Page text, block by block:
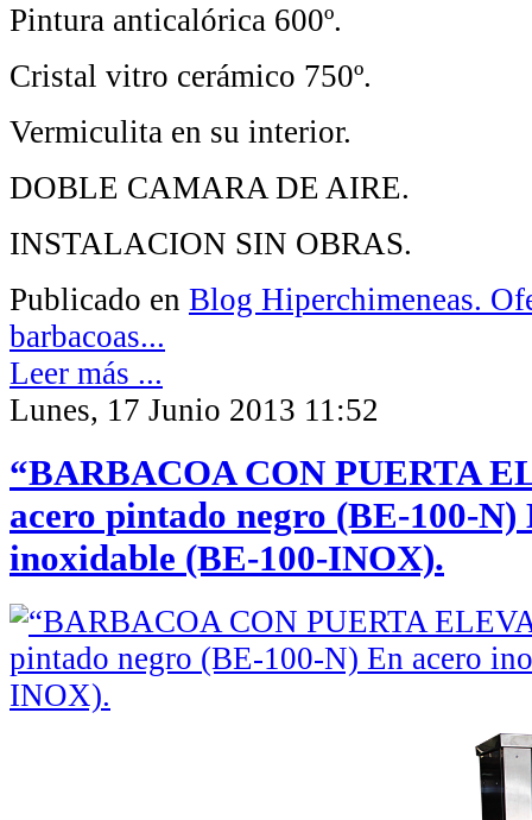
Pintura anticalórica 600º.
Cristal vitro cerámico 750º.
Vermiculita en su interior.
DOBLE CAMARA DE AIRE.
INSTALACION SIN OBRAS.
Publicado en Blog Hiperchimeneas.
barbacoas...
Leer más ...
Lunes, 17 Junio 2013 11:52
“BARBACOA CON PUERTA
acero pintado negro (BE-100-N)
inoxidable (BE-100-INOX).